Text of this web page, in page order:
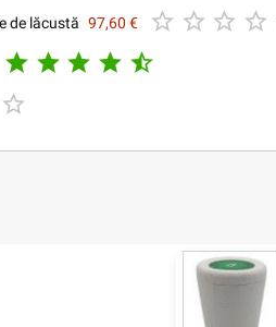
de lăcustă 97,60 €    
    
